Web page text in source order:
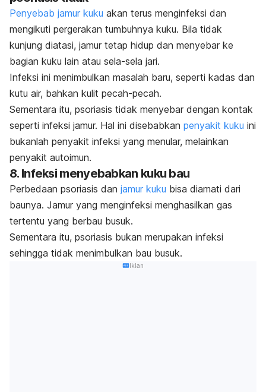
Penyebab jamur kuku akan terus menginfeksi dan
mengikuti pergerakan tumbuhnya kuku. Bila tidak
kunjung diatasi, jamur tetap hidup dan menyebar ke
bagian kuku lain atau sela-sela jari.
Infeksi ini menimbulkan masalah baru, seperti kadas dan
kutu air, bahkan kulit pecah-pecah.
Sementara itu, psoriasis tidak menyebar dengan kontak
seperti infeksi jamur. Hal ini disebabkan penyakit kuku ini
bukanlah penyakit infeksi yang menular, melainkan
penyakit autoimun.
8. Infeksi menyebabkan kuku bau
Perbedaan psoriasis dan jamur kuku bisa diamati dari
baunya. Jamur yang menginfeksi menghasilkan gas
tertentu yang berbau busuk.
Sementara itu, psoriasis bukan merupakan infeksi
sehingga tidak menimbulkan bau busuk.
Iklan